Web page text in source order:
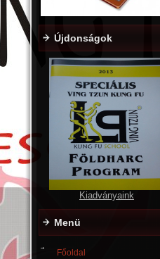
Újdonságok
Kiadványaink
Menü
Főoldal